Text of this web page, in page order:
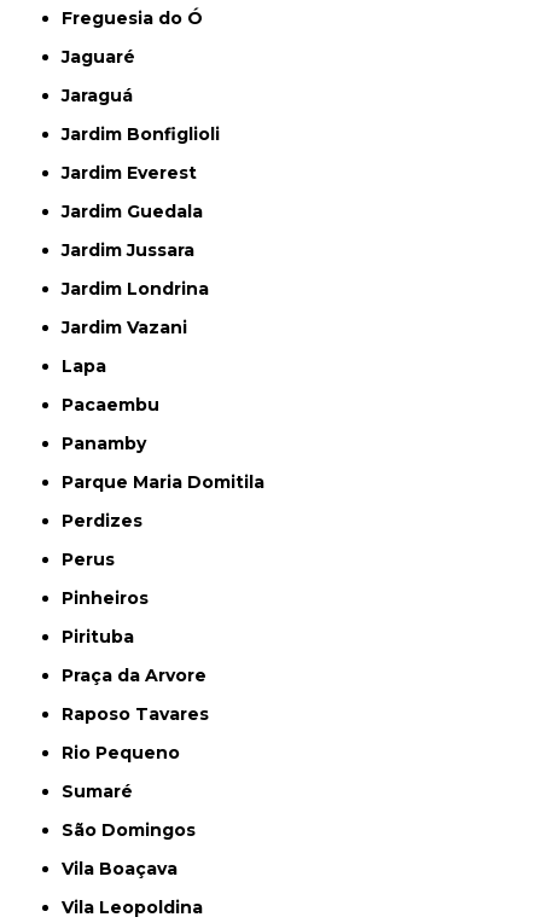
Freguesia do Ó
Jaguaré
Jaraguá
Jardim Bonfiglioli
Jardim Everest
Jardim Guedala
Jardim Jussara
Jardim Londrina
Jardim Vazani
Lapa
Pacaembu
Panamby
Parque Maria Domitila
Perdizes
Perus
Pinheiros
Pirituba
Praça da Arvore
Raposo Tavares
Rio Pequeno
Sumaré
São Domingos
Vila Boaçava
Vila Leopoldina